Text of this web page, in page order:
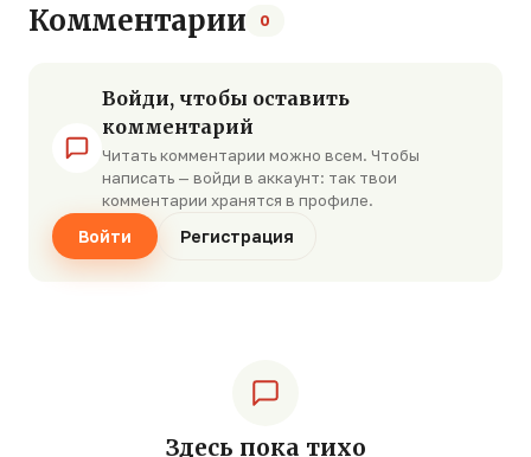
Комментарии 0
Войди, чтобы оставить
комментарий
Читать комментарии можно всем. Чтобы
написать — войди в аккаунт: так твои
комментарии хранятся в профиле.
Войти Регистрация
Здесь пока тихо